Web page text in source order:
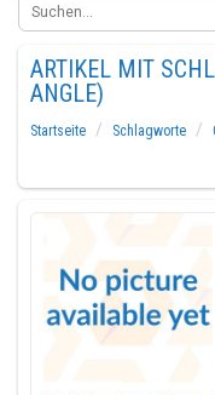
ARTIKEL MIT
ANGLE)
Startseite Schlagworte